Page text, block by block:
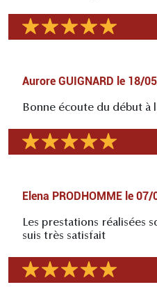
Aurore GUIGNARD le 18/
Bonne écoute du début à
Elena PRODHOMME le 07/
Les prestations réalisées
suis très satisfait